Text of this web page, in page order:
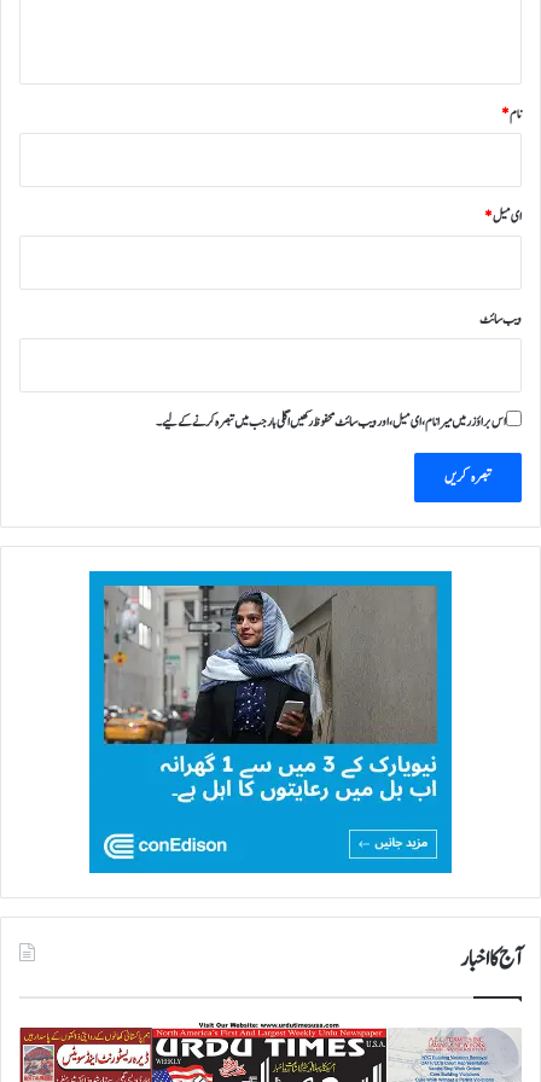
نام*
ای میل*
ویب‌ سائٹ
اس براؤزر میں میرا نام، ای میل، اور ویب سائٹ محفوظ رکھیں اگلی بار جب میں تبصرہ کرنے کےلیے۔
آج کا اخبار